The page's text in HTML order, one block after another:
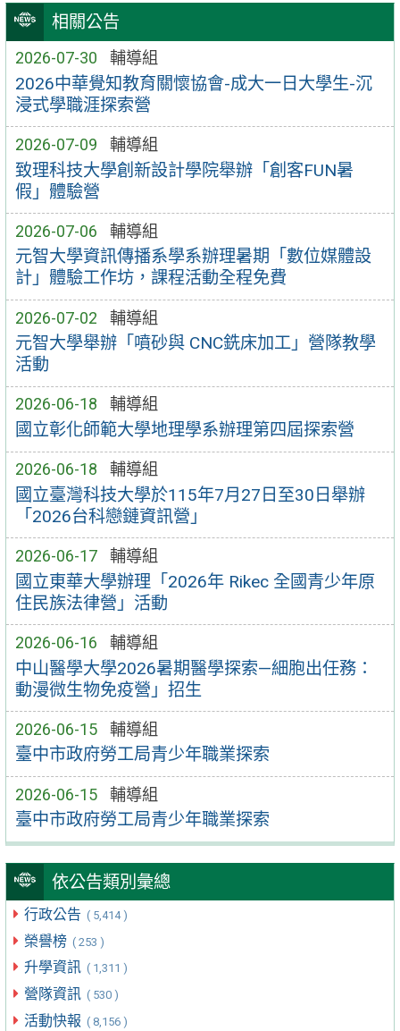
相關公告
2026-07-30 輔導組
2026中華覺知教育關懷協會-成大一日大學生-沉
浸式學職涯探索營
2026-07-09 輔導組
致理科技大學創新設計學院舉辦「創客FUN暑
假」體驗營
2026-07-06 輔導組
元智大學資訊傳播系學系辦理暑期「數位媒體設
計」體驗工作坊，課程活動全程免費
2026-07-02 輔導組
元智大學舉辦「噴砂與 CNC銑床加工」營隊教學
活動
2026-06-18 輔導組
國立彰化師範大學地理學系辦理第四屆探索營
2026-06-18 輔導組
國立臺灣科技大學於115年7月27日至30日舉辦
「2026台科戀鏈資訊營」
2026-06-17 輔導組
國立東華大學辦理「2026年 Rikec 全國青少年原
住民族法律營」活動
2026-06-16 輔導組
中山醫學大學2026暑期醫學探索—細胞出任務：
動漫微生物免疫營」招生
2026-06-15 輔導組
臺中市政府勞工局青少年職業探索
2026-06-15 輔導組
臺中市政府勞工局青少年職業探索
依公告類別彙總
行政公告 ( 5,414 )
榮譽榜 ( 253 )
升學資訊 ( 1,311 )
營隊資訊 ( 530 )
活動快報 ( 8,156 )